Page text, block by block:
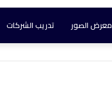
معرض الصور تدريب الشركات